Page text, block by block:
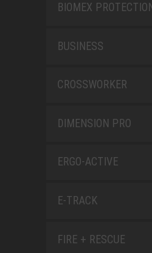
BIOMEX
BUSINESS
CROSSWORKER
DIMENSION PRO
ERGO-ACTIVE
E-TRACK
FIRE + RESCUE